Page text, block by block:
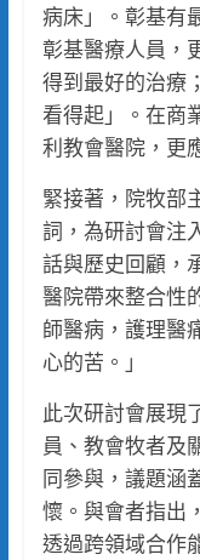
病床」。彰基有
彰基醫療人員，
得到最好的治療
看得起」。在商
利教會醫院，更
緊接著，院牧部
詞，為研討會注
話與歷史回顧，
醫院帶來整合性
師醫病，護理醫
心的苦。」
此次研討會展現
員、教會牧者及
同參與，議題涵
懷。與會者指出
透過跨領域合作